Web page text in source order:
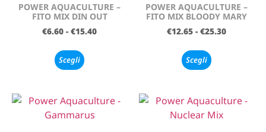
POWER AQUACULTURE –
FITO MIX DIN OUT
€6.60 - €15.40
Scegli
POWER AQUACULTURE –
FITO MIX BLOODY MARY
€12.65 - €25.30
Scegli